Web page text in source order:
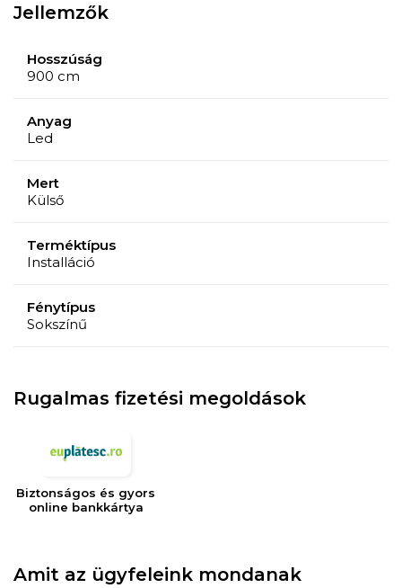
Jellemzők
Hosszúság
900 cm
Anyag
Led
Mert
Külső
Terméktípus
Installáció
Fénytípus
Sokszínű
Rugalmas fizetési megoldások
Biztonságos és gyors
online bankkártya
Amit az ügyfeleink mondanak